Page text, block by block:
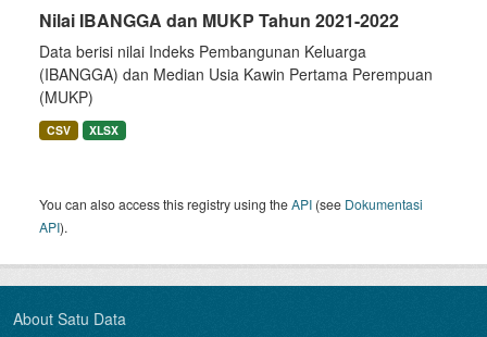
Nilai IBANGGA dan MUKP Tahun 2021-2022
Data berisi nilai Indeks Pembangunan Keluarga
(IBANGGA) dan Median Usia Kawin Pertama Perempuan
(MUKP)
CSV XLSX
You can also access this registry using theAPI (see Dokumentasi
API).
About Satu Data